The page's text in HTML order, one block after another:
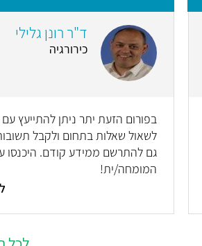
ד"ר רונן גלילי
כירורגיה
בפורום הזעת יתר ניתן להתייעץ עם
לשאול שאלות בתחום ולקבל
גם להתרשם ממידע קודם. היכנסו
המומחה/ית!